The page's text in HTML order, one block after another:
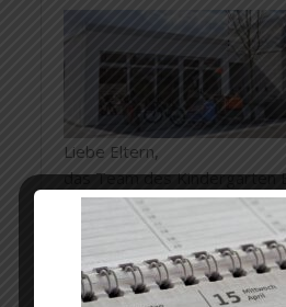
Liebe Eltern,
das Team des Kindergarten
Ihnen das